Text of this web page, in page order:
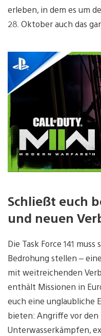
erleben, in dem es um
28. Oktober auch das
Schließt euch
und neuen
Die Task Force 141
Bedrohung stellen –
mit weitreichenden
enthält Missionen in
euch eine unglaubliche
bieten: Angriffe vor den
Unterwasserkämpfen,